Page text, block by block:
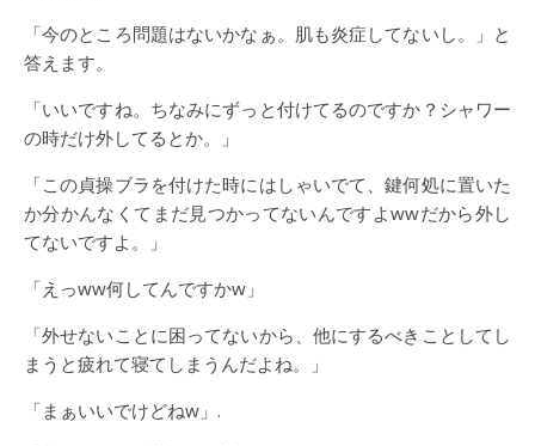
「今のところ問題はないかなぁ。肌も炎症してないし。」と
答えます。
「いいですね。ちなみにずっと付けてるのですか？シャワー
の時だけ外してるとか。」
「この貞操ブラを付けた時にはしゃいでて、鍵何処に置いた
か分かんなくてまだ見つかってないんですよwwだから外し
てないですよ。」
「えっww何してんですかw」
「外せないことに困ってないから、他にするべきことしてし
まうと疲れて寝てしまうんだよね。」
「まぁいいでけどねw」.